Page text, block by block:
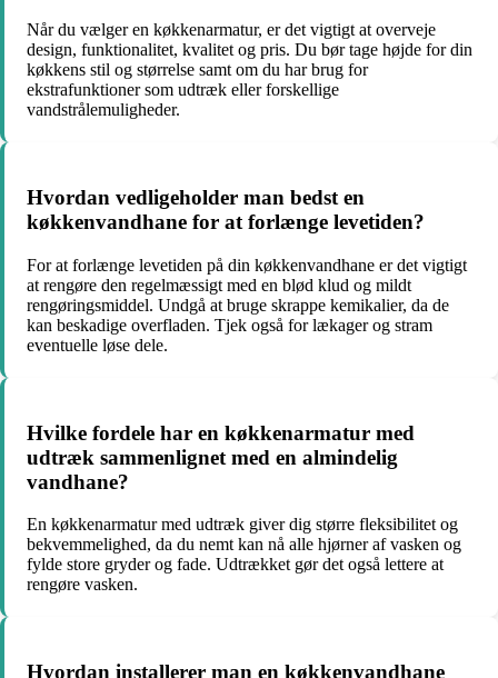
Når du vælger en køkkenarmatur, er det vigtigt at overveje
design, funktionalitet, kvalitet og pris. Du bør tage højde for din
køkkens stil og størrelse samt om du har brug for
ekstrafunktioner som udtræk eller forskellige
vandstrålemuligheder.
Hvordan vedligeholder man bedst en
køkkenvandhane for at forlænge levetiden?
For at forlænge levetiden på din køkkenvandhane er det vigtigt
at rengøre den regelmæssigt med en blød klud og mildt
rengøringsmiddel. Undgå at bruge skrappe kemikalier, da de
kan beskadige overfladen. Tjek også for lækager og stram
eventuelle løse dele.
Hvilke fordele har en køkkenarmatur med
udtræk sammenlignet med en almindelig
vandhane?
En køkkenarmatur med udtræk giver dig større fleksibilitet og
bekvemmelighed, da du nemt kan nå alle hjørner af vasken og
fylde store gryder og fade. Udtrækket gør det også lettere at
rengøre vasken.
Hvordan installerer man en køkkenvandhane